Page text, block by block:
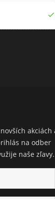

akciách
na odber
naše zľavy.